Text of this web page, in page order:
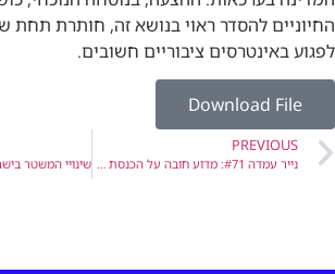
להסדר ראוי בנושא זה, חותרת תחת שלטון
ציבוריים חשובים.
Download
נייר עמדה #71: מדוע חובה על הכנסת להימנע מקידום החקיקה בנושא עונש מוות למחבלים ?